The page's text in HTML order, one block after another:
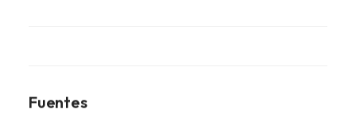
Fuentes